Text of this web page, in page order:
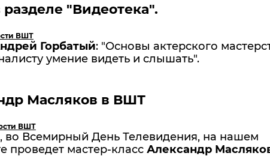
разделе "Видеотека".
ВШТ
Горбатый: "Основы актерского
умение видеть и слышать".
Масляков в ВШТ
ВШТ
, во Всемирный День Телевидения, на нашем
проведет мастер-класс Александр